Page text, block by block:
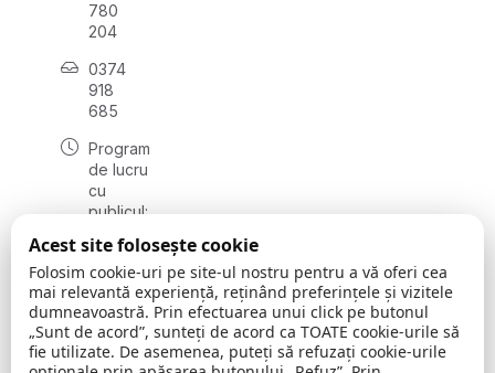
780
204
0374
918
685
Program
de lucru
cu
publicul:
08:00 -
16:30
, vineri:
08:00 -
14:00
Acest site folosește cookie
Folosim cookie-uri pe site-ul nostru pentru a vă oferi cea
mai relevantă experiență, reținând preferințele și vizitele
dumneavoastră. Prin efectuarea unui click pe butonul
„Sunt de acord”, sunteți de acord ca TOATE cookie-urile să
fie utilizate. De asemenea, puteți să refuzați cookie-urile